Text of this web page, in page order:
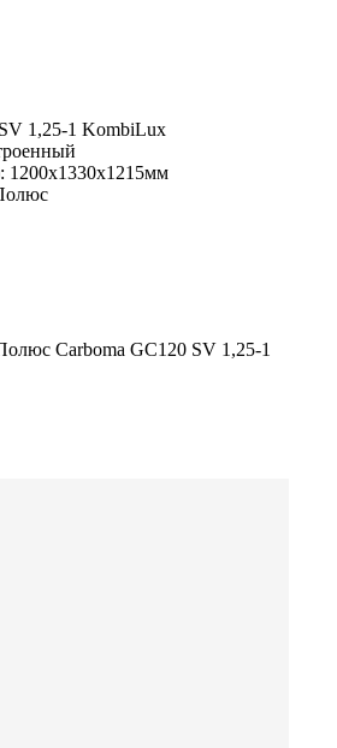
1,25-1 KombiLux
1200x1330x1215мм
Carboma GC120 SV 1,25-1